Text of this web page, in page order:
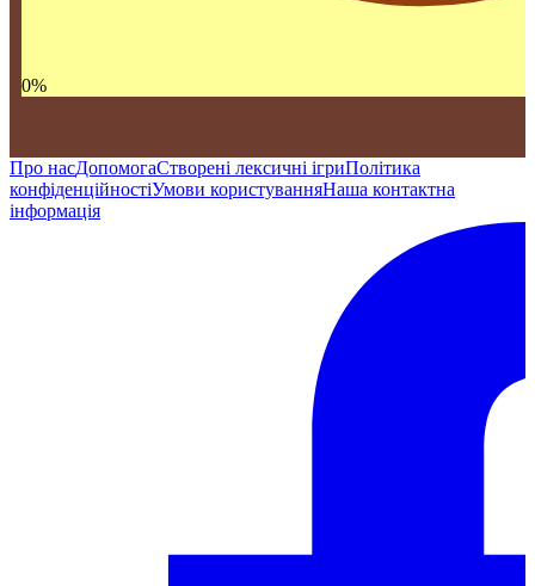
0%
Про насДопомогаСтворені лексичні ігриПолітика
конфіденційностіУмови користуванняНаша контактна
інформація